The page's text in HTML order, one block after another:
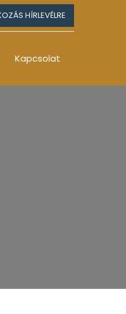
HÍRLEVÉLRE
Kapcsolat